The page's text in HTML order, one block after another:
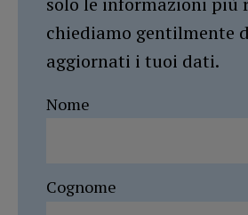
chiediamo gentilmente
aggiornati i tuoi dati.
Nome
Cognome